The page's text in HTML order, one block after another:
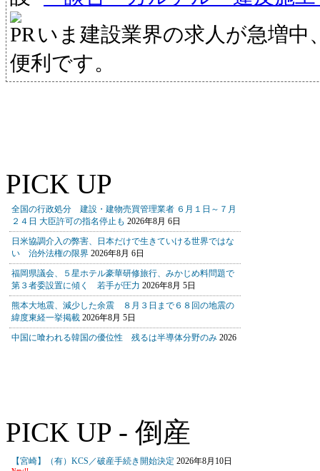
いま建設業界の求人が急増中
便利です。
PICK UP
PICK UP - 倒産